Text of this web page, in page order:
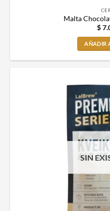
Malta
$
AÑADIR
SIN